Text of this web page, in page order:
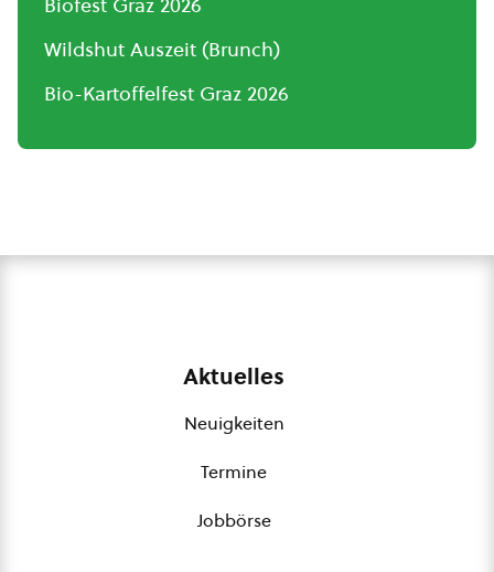
Wildshut Auszeit (Brunch)
Bio-Kartoffelfest Graz 2026
Aktuelles
Neuigkeiten
Termine
Jobbörse